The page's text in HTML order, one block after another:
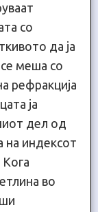
со
да ја
се меша со
рефракција
ја
дел од
на индексот
во